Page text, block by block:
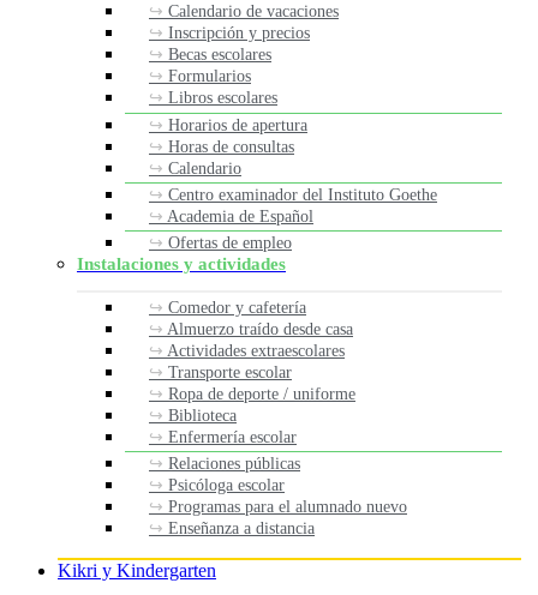
Calendario de vacaciones
Inscripción y precios
Becas escolares
Formularios
Libros escolares
Horarios de apertura
Horas de consultas
Calendario
Centro examinador del Instituto Goethe
Academia de Español
Ofertas de empleo
Instalaciones y actividades
Comedor y cafetería
Almuerzo traído desde casa
Actividades extraescolares
Transporte escolar
Ropa de deporte / uniforme
Biblioteca
Enfermería escolar
Relaciones públicas
Psicóloga escolar
Programas para el alumnado nuevo
Enseñanza a distancia
Kikri y Kindergarten